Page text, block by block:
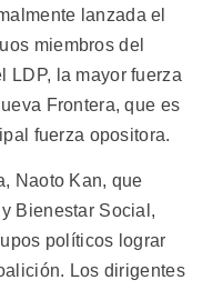
lanzada el
miembros del
LDP, la mayor fuerza
Frontera, que es
fuerza opositora.
Naoto Kan, que
Bienestar Social,
políticos lograr
Los dirigentes